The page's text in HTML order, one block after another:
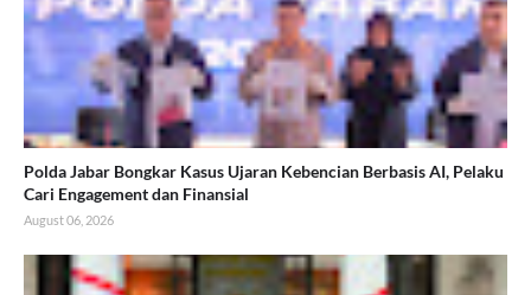
Polda Jabar Bongkar Kasus Ujaran Kebencian Berbasis AI, Pelaku
Cari Engagement dan Finansial
August 06, 2026